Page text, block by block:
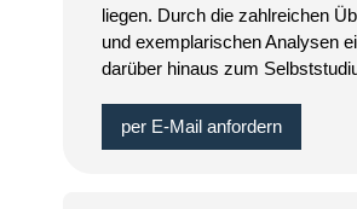
liegen. Durch die zahlreichen
und exemplarischen Analysen
darüber hinaus zum
per E-Mail anfordern